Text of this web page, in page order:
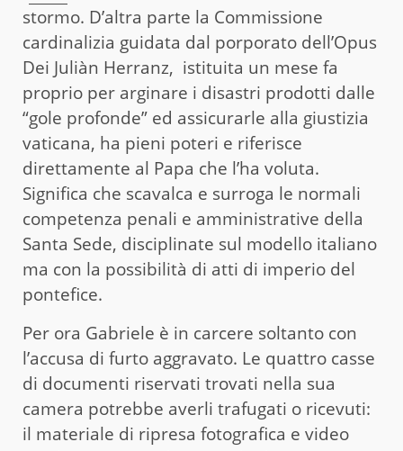
stormo. D’altra parte la Commissione
cardinalizia guidata dal porporato dell’Opus
Dei Juliàn Herranz, istituita un mese fa
proprio per arginare i disastri prodotti dalle
“gole profonde” ed assicurarle alla giustizia
vaticana, ha pieni poteri e riferisce
direttamente al Papa che l’ha voluta.
Significa che scavalca e surroga le normali
competenza penali e amministrative della
Santa Sede, disciplinate sul modello italiano
ma con la possibilità di atti di imperio del
pontefice.
Per ora Gabriele è in carcere soltanto con
l’accusa di furto aggravato. Le quattro casse
di documenti riservati trovati nella sua
camera potrebbe averli trafugati o ricevuti:
il materiale di ripresa fotografica e video